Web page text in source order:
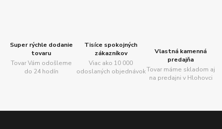
Super rýchle dodanie
tovaru
Tovar Vám odošleme
do 24 hodín
Tisíce spokojných
zákazníkov
Viac ako 10 000
odoslaných objednávok
Vlastná kamenná
predajňa
Tovar máme skladom aj
na predajni v Hlohovci